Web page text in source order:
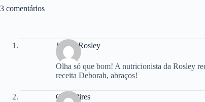
3 comentários
Jotta e Rosley
Olha só que bom! A nutricionista da Rosley
receita Deborah, abraços!
Gabs Pires